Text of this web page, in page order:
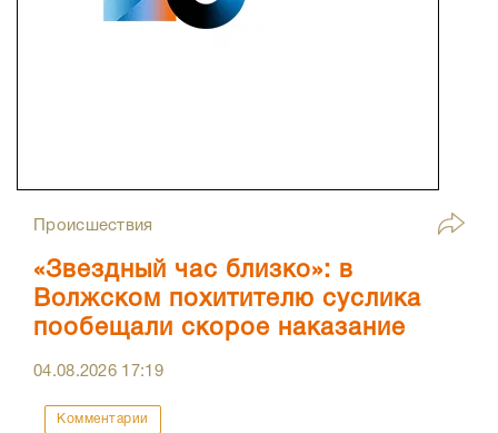
Происшествия
«Звездный час близко»: в
Волжском похитителю суслика
пообещали скорое наказание
04.08.2026 17:19
Комментарии